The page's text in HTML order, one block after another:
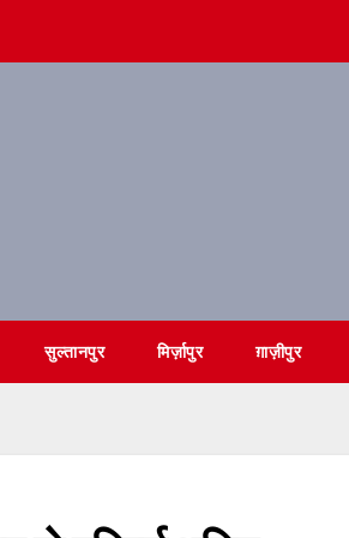
सुल्तानपुर मिर्ज़ापुर ग़ाज़ीपुर